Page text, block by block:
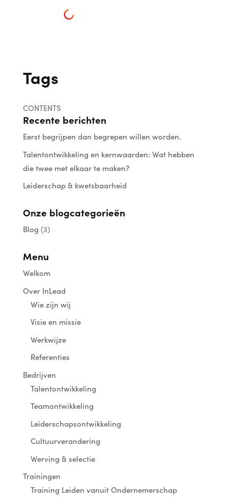
Tags
CONTENTS
Recente berichten
Eerst begrijpen dan begrepen willen worden.
Talentontwikkeling en kernwaarden: Wat hebben
die twee met elkaar te maken?
Leiderschap & kwetsbaarheid
Onze blogcategorieën
Blog (3)
Menu
Welkom
Over InLead
Wie zijn wij
Visie en missie
Werkwijze
Referenties
Bedrijven
Talentontwikkeling
Teamontwikkeling
Leiderschapsontwikkeling
Cultuurverandering
Werving & selectie
Trainingen
Training Leiden vanuit Ondernemerschap